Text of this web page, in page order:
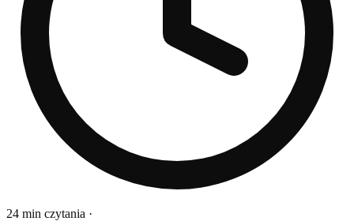
24 min czytania ·